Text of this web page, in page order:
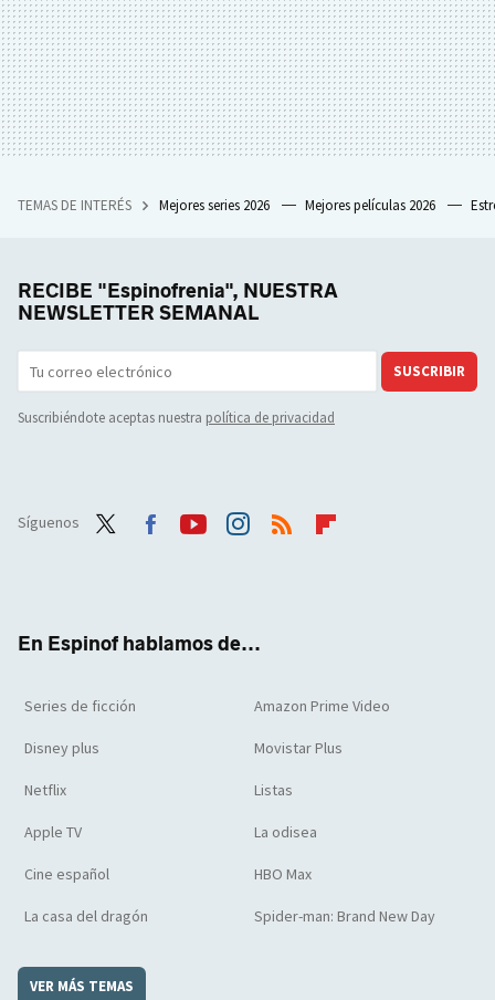
TEMAS DE INTERÉS Mejores series 2026 Mejores películas 2026
RECIBE "Espinofrenia", NUESTRA
NEWSLETTER SEMANAL
SUSCRIBIR
Suscribiéndote aceptas nuestra política de privacidad
Síguenos
En Espinof hablamos de...
Series de ficción Amazon Prime Video
Disney plus Movistar Plus
Netflix Listas
Apple TV La odisea
Cine español HBO Max
La casa del dragón Spider-man: Brand New Day
VER MÁS TEMAS